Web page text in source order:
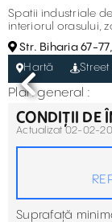
Spatii industriale
interiorul orasului,
Str. Biharia 67-
Hartă
Street
Plan general :
CONDIȚII DE
Actualizat 02-02-
Suprafață